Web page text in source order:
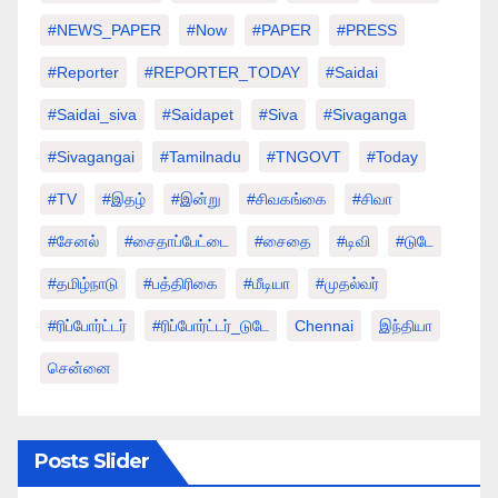
#NEWS_PAPER #Now #PAPER #PRESS
#Reporter #REPORTER_TODAY #saidai
#saidai_siva #saidapet #Siva #Sivaganga
#sivagangai #tamilnadu #TNGOVT #today
#TV #இதழ் #இன்று #சிவகங்கை #சிவா
#சேனல் #சைதாப்பேட்டை #சைதை #டிவி #டுடே
#தமிழ்நாடு #பத்திரிகை #மீடியா #முதல்வர்
#ரிப்போர்ட்டர் #ரிப்போர்ட்டர்_டுடே Chennai இந்தியா
சென்னை
Posts Slider